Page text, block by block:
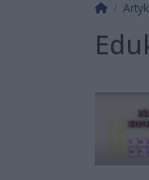
Strona